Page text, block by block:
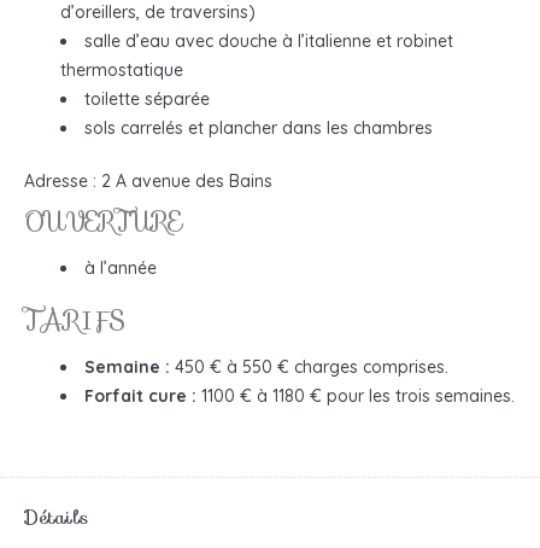
d’oreillers, de traversins)
salle d’eau avec douche à l’italienne et robinet
thermostatique
toilette séparée
sols carrelés et plancher dans les chambres
Adresse : 2 A avenue des Bains
OUVERTURE
à l’année
TARIFS
Semaine : 450 € à 550 € charges comprises.
Forfait cure : 1100 € à 1180 € pour les trois semaines.
Détails